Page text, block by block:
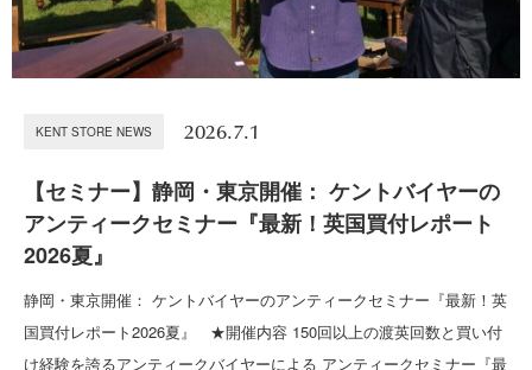
KENT STORE NEWS 2026.7.1
【セミナー】静岡・東京開催： ケントバイヤーの
アンティークセミナー『最新！英国買付レポート
2026夏』
静岡・東京開催： ケントバイヤーのアンティークセミナー『最新！英
国買付レポート2026夏』 ★開催内容 150回以上の渡英回数と買い付
け経験を誇るアンティークバイヤーによる アンティークセミナー『最